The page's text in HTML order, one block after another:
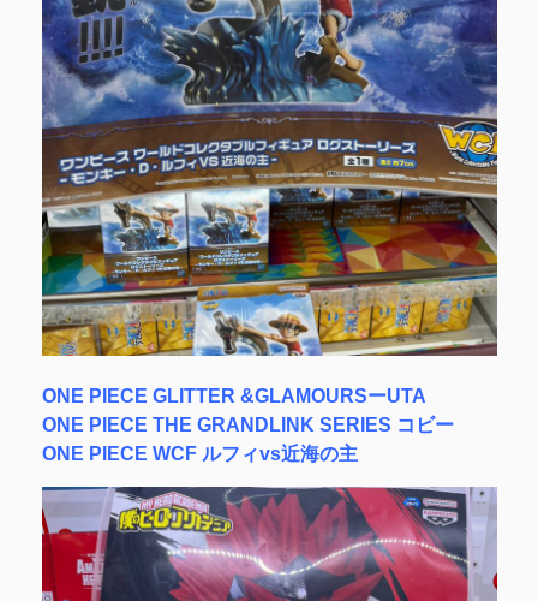
ONE PIECE GLITTER &GLAMOURSーUTA
ONE PIECE THE GRANDLINK SERIES コビー
ONE PIECE WCF ルフィvs近海の主